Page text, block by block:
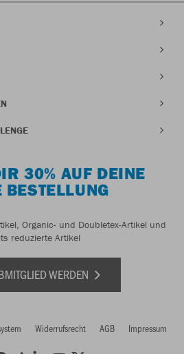
30% AUF DEINE
BESTELLUNG
Organic- und Doubletex-Artikel und
reduzierte Artikel
WERDEN
Widerrufsrecht AGB Impressum